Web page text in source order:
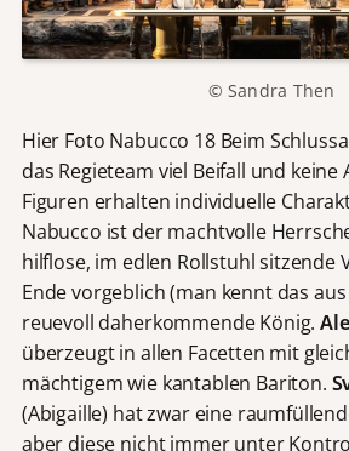
© Sandra Then
Hier Foto Nabucco 18 Beim
das Regieteam viel Beifall und keine
Figuren erhalten individuelle
Nabucco ist der machtvolle
hilflose, im edlen Rollstuhl sitzende
Ende vorgeblich (man kennt das
reuevoll daherkommende König.
überzeugt in allen Facetten mit
mächtigem wie kantablen Bariton.
(Abigaille) hat zwar eine
aber diese nicht immer unter